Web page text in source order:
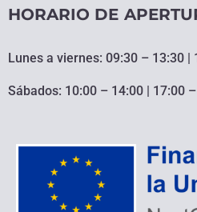
HORARIO DE
Lunes a viernes: 09:30 – 13:30 |
Sábados: 10:00 – 14:00 | 17:00